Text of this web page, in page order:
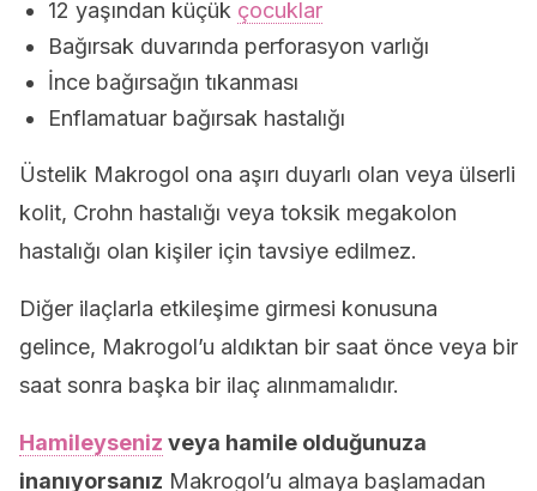
12 yaşından küçük çocuklar
Bağırsak duvarında perforasyon varlığı
İnce bağırsağın tıkanması
Enflamatuar bağırsak hastalığı
Üstelik Makrogol ona aşırı duyarlı olan veya ülserli
kolit, Crohn hastalığı veya toksik megakolon
hastalığı olan kişiler için tavsiye edilmez.
Diğer ilaçlarla etkileşime girmesi konusuna
gelince, Makrogol’u aldıktan bir saat önce veya bir
saat sonra başka bir ilaç alınmamalıdır.
Hamileyseniz veya hamile olduğunuza
inanıyorsanız Makrogol’u almaya başlamadan